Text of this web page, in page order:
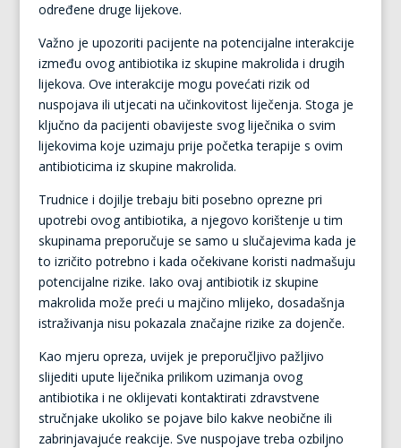
određene druge lijekove.
Važno je upozoriti pacijente na potencijalne interakcije
između ovog antibiotika iz skupine makrolida i drugih
lijekova. Ove interakcije mogu povećati rizik od
nuspojava ili utjecati na učinkovitost liječenja. Stoga je
ključno da pacijenti obavijeste svog liječnika o svim
lijekovima koje uzimaju prije početka terapije s ovim
antibioticima iz skupine makrolida.
Trudnice i dojilje trebaju biti posebno oprezne pri
upotrebi ovog antibiotika, a njegovo korištenje u tim
skupinama preporučuje se samo u slučajevima kada je
to izričito potrebno i kada očekivane koristi nadmašuju
potencijalne rizike. Iako ovaj antibiotik iz skupine
makrolida može preći u majčino mlijeko, dosadašnja
istraživanja nisu pokazala značajne rizike za dojenče.
Kao mjeru opreza, uvijek je preporučljivo pažljivo
slijediti upute liječnika prilikom uzimanja ovog
antibiotika i ne oklijevati kontaktirati zdravstvene
stručnjake ukoliko se pojave bilo kakve neobične ili
zabrinjavajuće reakcije. Sve nuspojave treba ozbiljno